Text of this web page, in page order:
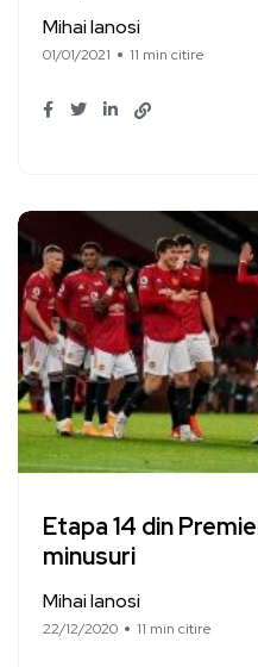
Mihai Ianosi
01/01/2021 11 min citire
Etapa 14 din
minusuri
Mihai Ianosi
22/12/2020 11 min citire